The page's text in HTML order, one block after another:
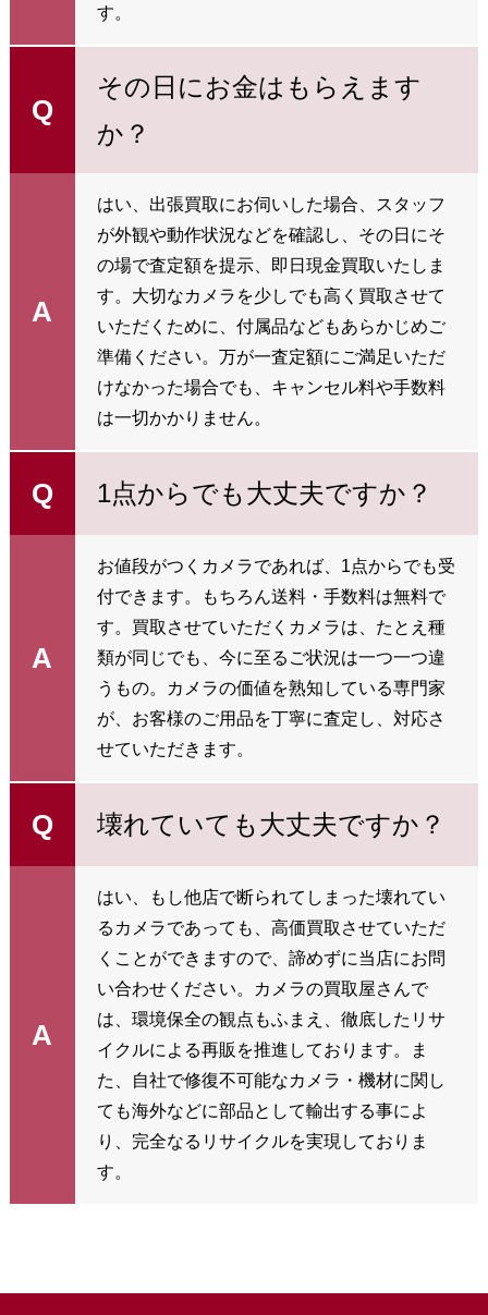
す。
Q
その日にお金はもらえます
か？
A
はい、出張買取にお伺いした場合、スタッフ
が外観や動作状況などを確認し、その日にそ
の場で査定額を提示、即日現金買取いたしま
す。大切なカメラを少しでも高く買取させて
いただくために、付属品などもあらかじめご
準備ください。万が一査定額にご満足いただ
けなかった場合でも、キャンセル料や手数料
は一切かかりません。
Q 1点からでも大丈夫ですか？
A
お値段がつくカメラであれば、1点からでも受
付できます。もちろん送料・手数料は無料で
す。買取させていただくカメラは、たとえ種
類が同じでも、今に至るご状況は一つ一つ違
うもの。カメラの価値を熟知している専門家
が、お客様のご用品を丁寧に査定し、対応さ
せていただきます。
Q 壊れていても大丈夫ですか？
A
はい、もし他店で断られてしまった壊れてい
るカメラであっても、高価買取させていただ
くことができますので、諦めずに当店にお問
い合わせください。カメラの買取屋さんで
は、環境保全の観点もふまえ、徹底したリサ
イクルによる再販を推進しております。ま
た、自社で修復不可能なカメラ・機材に関し
ても海外などに部品として輸出する事によ
り、完全なるリサイクルを実現しておりま
す。